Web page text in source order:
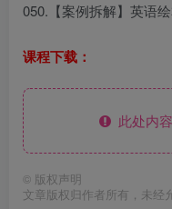
050.【案例拆解】英语
课程下载：
此处内容
© 版权声明
文章版权归作者所有，未经